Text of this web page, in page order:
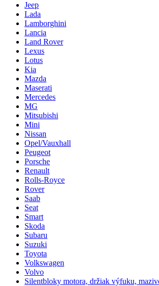
Jeep
Lada
Lamborghini
Lancia
Land Rover
Lexus
Lotus
Kia
Mazda
Maserati
Mercedes
MG
Mitsubishi
Mini
Nissan
Opel/Vauxhall
Peugeot
Porsche
Renault
Rolls-Royce
Rover
Saab
Seat
Smart
Skoda
Subaru
Suzuki
Toyota
Volkswagen
Volvo
Silentbloky motora, držiak výfuku,